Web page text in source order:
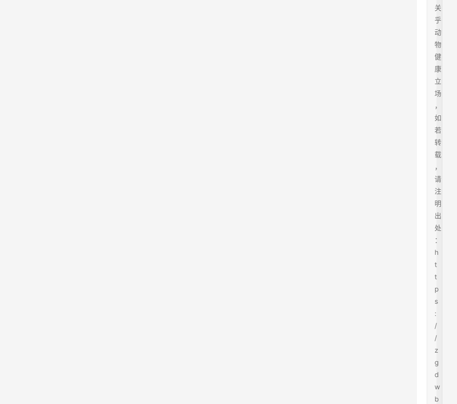
关
乎
动
物
健
康
立
场
，
如
若
转
载
，
请
注
明
出
处
：
h
t
t
p
s
:
/
/
z
g
d
w
b